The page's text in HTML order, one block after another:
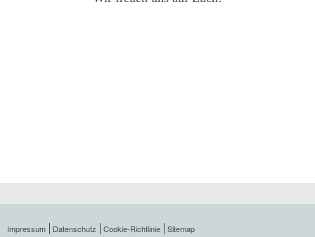
überspringen
Impressum Datenschutz Cookie-Richtlinie Sitemap